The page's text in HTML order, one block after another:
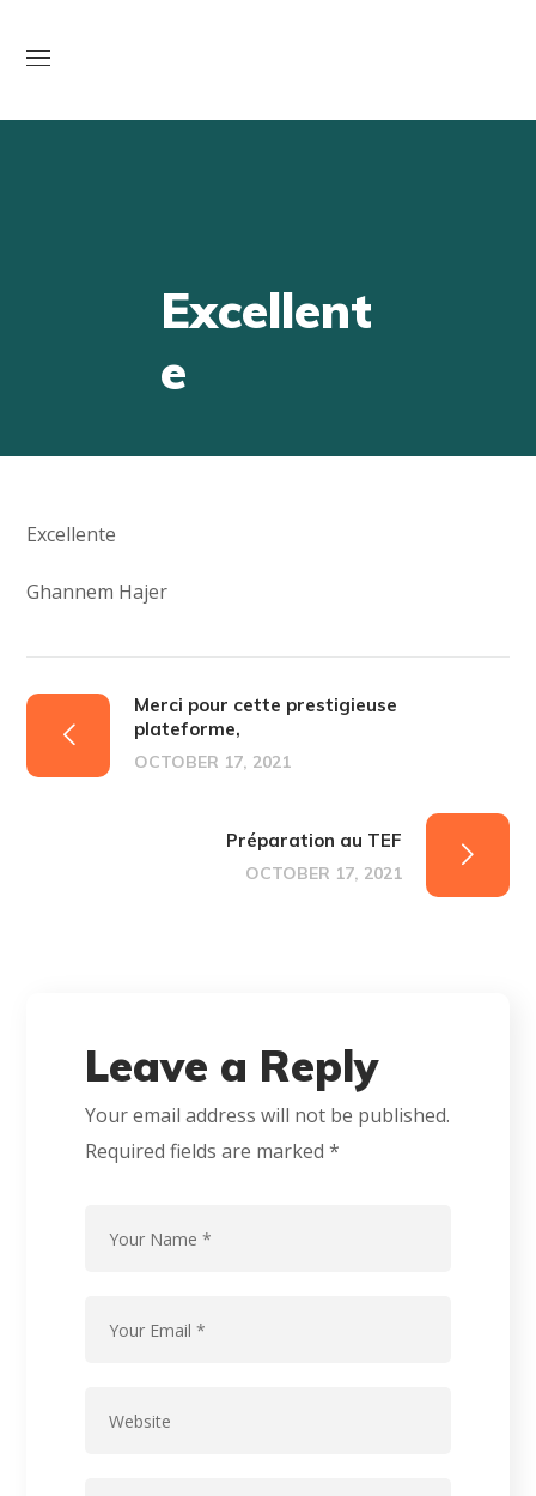
Excellent
e
Excellente
Ghannem Hajer
Merci pour cette prestigieuse
plateforme,
OCTOBER 17, 2021
Préparation au TEF
OCTOBER 17, 2021
Leave a Reply
Your email address will not be published.
Required fields are marked*